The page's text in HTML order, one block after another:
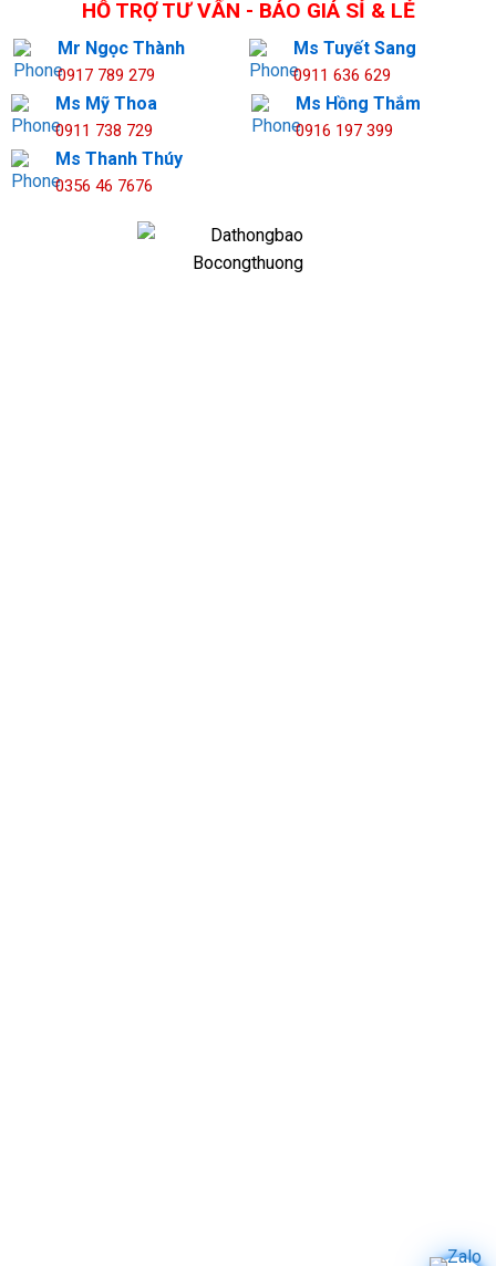
HỖ TRỢ TƯ VẤN - BÁO GIÁ SỈ & LẺ
Mr Ngọc Thành
0917 789 279
Ms Tuyết Sang
0911 636 629
Ms Mỹ Thoa
0911 738 729
Ms Hồng Thắm
0916 197 399
Ms Thanh Thúy
0356 46 7676